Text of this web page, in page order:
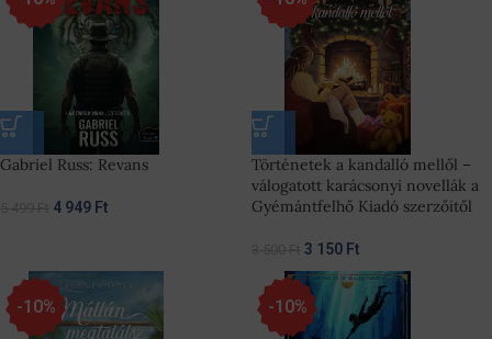
Gabriel Russ: Revans
4 949 Ft
Történetek a kandalló mellől –
válogatott karácsonyi novellák a
Gyémántfelhő Kiadó szerzőitől
3 150 Ft
-10% -10%